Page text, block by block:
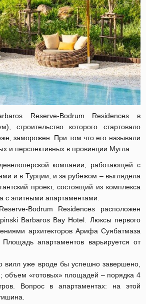
Reserve-Bodrum Residences в
строительство которого стартовало
заморожен. При том что его называли
и перспективных в провинции Мугла.
компании, работающей с
и в Турции, и за рубежом – выглядела
проект, состоящий из комплекса
с элитными апартаментами.
Bodrum Residences расположен
Barbaros Bay Hotel. Люксы первого
архитекторов Арифа Суябатмаза
апартаментов варьируется от
вилл уже вроде бы успешно завершено,
объем «готовых» площадей – порядка 4
Вопрос в апартаментах: на этой